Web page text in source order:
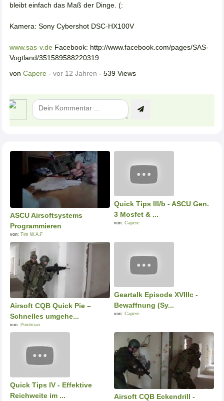
bleibt einfach das Maß der Dinge. (:
Kamera: Sony Cybershot DSC-HX100V
www.sas-v.de Facebook: http://www.facebook.com/pages/SAS-
Vogtland/351589588220319
von Capere - vor 12 Jahren - 539 Views
ASCU Airsoftsystems
Programmieren
von: Tim W.A.F
Quick Tips III/b - ASCU Gen.
3 Mosfet & ...
von: Capere
Airsoft CQB Quick Pie –
Schnelles umgehe...
von: Pointman
Geartalk Episode XVIIIc -
Bewaffnung (Sy...
von: Capere
Quick Tips IV - Effektive
Reichweite im ...
Airsoft CQB Eckendrill -